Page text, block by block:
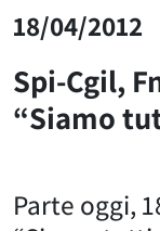
18/04/2012
Spi-Cgil,
“Siamo
Parte oggi,